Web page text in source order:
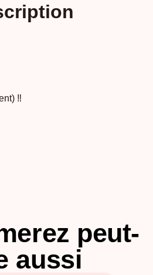
‼️
peut-
aussi